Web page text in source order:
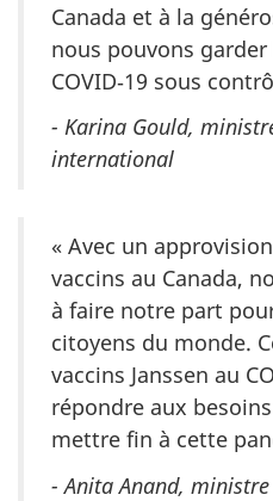
Canada et à la
nous pouvons
COVID‑19 sous
- Karina Gould,
international
« Avec un
vaccins au Canada,
à faire notre part
citoyens du monde.
vaccins Janssen au
répondre aux
mettre fin à cette
- Anita Anand,